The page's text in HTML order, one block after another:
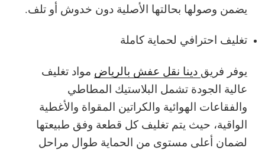
يضمن وصولها بحالتها الأصلية دون خدوش أو تلف.
تغليف احترافي لحماية كاملة
يوفر فريق دينا نقل عفش بالرياض مواد تغليف
عالية الجودة تشمل البلاستيك المطاطي
والفقاعات الهوائية والكراتين المقواة والأغطية
الواقية، حيث يتم تغليف كل قطعة وفق طبيعتها
لضمان أعلى مستوى من الحماية طوال مراحل